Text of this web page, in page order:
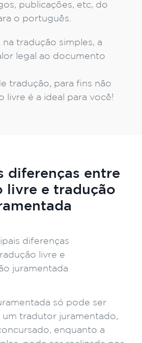
publicações, etc, do
o português.
na tradução simples, a
legal ao documento
tradução, para fins não
livre é a ideal para você!
diferenças entre
livre e tradução
só pode ser
um tradutor juramentado,
enquanto a